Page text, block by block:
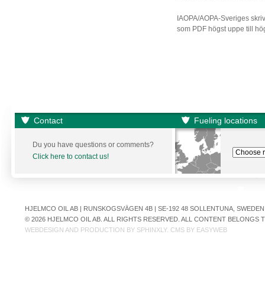
IAOPA/AOPA-Sveriges
som PDF högst uppe till
Contact Fueling locations
Du you have questions or comments?
Click here to contact us!
HJELMCO OIL AB | RUNSKOGSVÄGEN 4B | SE-192 48 SOLLENTUNA,
© 2026 HJELMCO OIL AB. ALL RIGHTS RESERVED. ALL CONTENT
WEBDESIGN AND PRODUCTION BY SPHINXLY. CMS BY EASYWEB